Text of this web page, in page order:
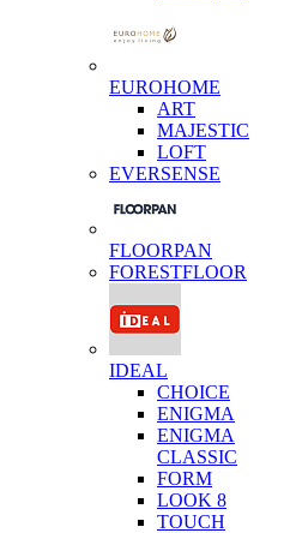
EUROHOME
ART
MAJESTIC
LOFT
EVERSENSE
FLOORPAN
FORESTFLOOR
IDEAL
CHOICE
ENIGMA
ENIGMA
CLASSIC
FORM
LOOK 8
TOUCH